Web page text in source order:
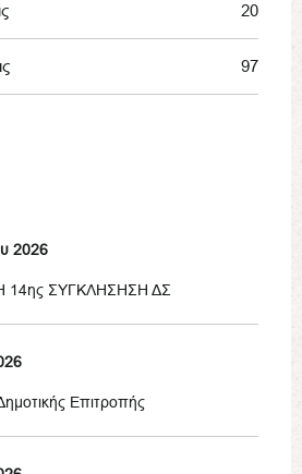
20
97
2026
14ης ΣΥΓΚΛΗΣΗΣΗ ΔΣ
Επιτροπής